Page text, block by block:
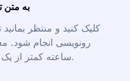
به متن
ساعته کمتر از یک دقیقه طول می‌کشد.